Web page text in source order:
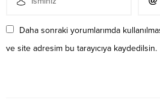
Daha sonraki yorumlarımda
ve site adresim bu tarayıcıya kaydedilsin.